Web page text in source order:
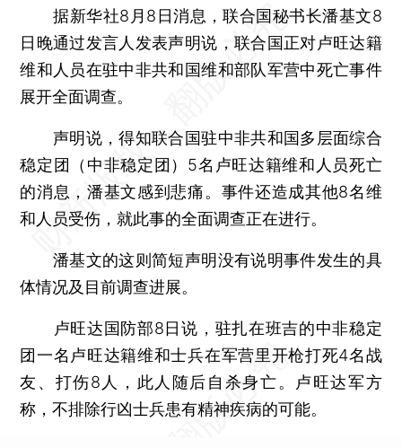
据新华社8月8日消息，联合国秘书长潘基文8
日晚通过发言人发表声明说，联合国正对卢旺达籍
维和人员在驻中非共和国维和部队军营中死亡事件
展开全面调查。
声明说，得知联合国驻中非共和国多层面综合
稳定团（中非稳定团）5名卢旺达籍维和人员死亡
的消息，潘基文感到悲痛。事件还造成其他8名维
和人员受伤，就此事的全面调查正在进行。
潘基文的这则简短声明没有说明事件发生的具
体情况及目前调查进展。
卢旺达国防部8日说，驻扎在班吉的中非稳定
团一名卢旺达籍维和士兵在军营里开枪打死4名战
友、打伤8人，此人随后自杀身亡。卢旺达军方
称，不排除行凶士兵患有精神疾病的可能。